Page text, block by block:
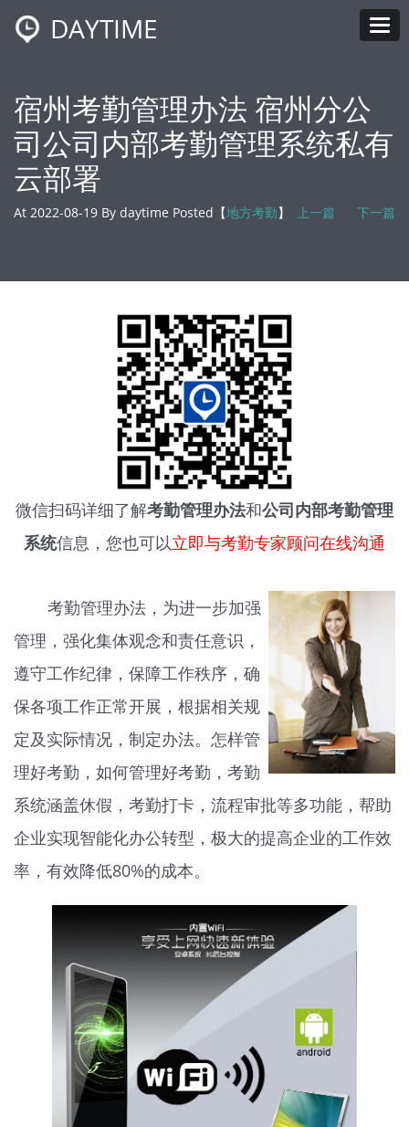
DAYTIME
宿州考勤管理办法 宿州分公
司公司内部考勤管理系统私有
云部署
At 2022-08-19 By daytime Posted【地方考勤】 上一篇 下一篇
微信扫码详细了解考勤管理办法和公司内部考勤管理
系统信息，您也可以立即与考勤专家顾问在线沟通
考勤管理办法，为进一步加强
管理，强化集体观念和责任意识，
遵守工作纪律，保障工作秩序，确
保各项工作正常开展，根据相关规
定及实际情况，制定办法。怎样管
理好考勤，如何管理好考勤，考勤
系统涵盖休假，考勤打卡，流程审批等多功能，帮助
企业实现智能化办公转型，极大的提高企业的工作效
率，有效降低80%的成本。